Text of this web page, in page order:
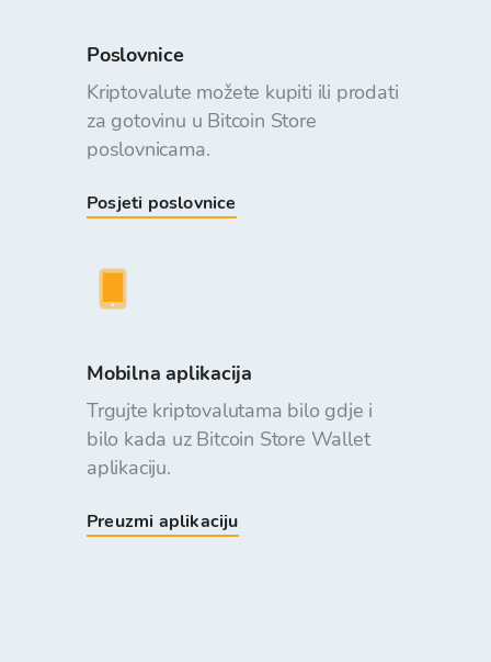
Poslovnice
Kriptovalute možete kupiti ili prodati
za gotovinu u Bitcoin Store
poslovnicama.
Posjeti poslovnice
Mobilna aplikacija
Trgujte kriptovalutama bilo gdje i
bilo kada uz Bitcoin Store Wallet
aplikaciju.
Preuzmi aplikaciju